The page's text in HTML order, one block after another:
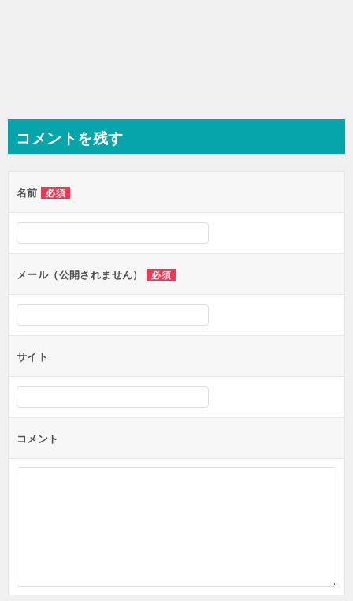
コメントを残す
名前 必須
メール（公開されません） 必須
サイト
コメント